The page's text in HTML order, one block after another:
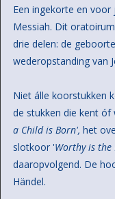
Een ingekorte en
Messiah. Dit
drie delen: de
wederopstanding van
Niet álle koorstukken
de stukken die kent óf
a Child is Born', het
slotkoor 'Worthy is
daaropvolgend. De
Händel.